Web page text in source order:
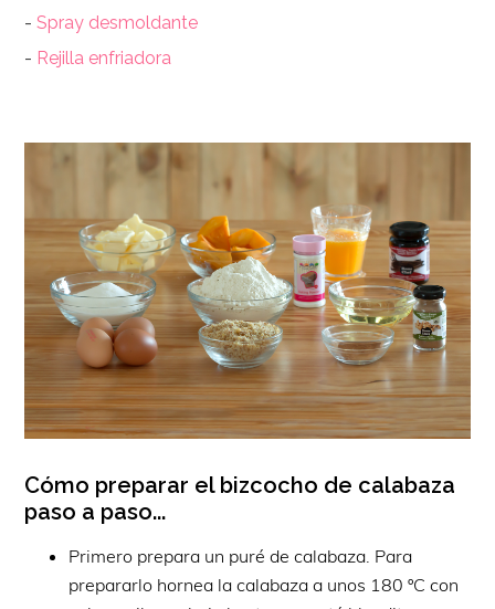
-Spray desmoldante
- Rejilla enfriadora
Cómo preparar el bizcocho de calabaza
paso a paso...
Primero prepara un puré de calabaza. Para
prepararlo hornea la calabaza a unos 180 ºC con